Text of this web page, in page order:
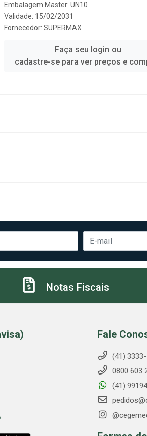
Embalagem Master: UN10
Validade: 15/02/2031
Fornecedor: SUPERMAX
Faça seu login ou
cadastre-se para ver preços e
Notas Fiscais
Fale
(41)
0800 603
(41)